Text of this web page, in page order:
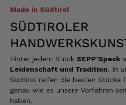
Made in Südtirol
SÜDTIROLER
Hinter jedem Stück SEPP’Speck
Leidenschaft und Tradition. In
Südtirol reifen die besten Stücke
genau wie es unsere Vorfahren
haben.